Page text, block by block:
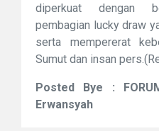
diperkuat dengan
pembagian lucky draw
serta mempererat
Sumut dan insan
Posted Bye :
Erwansyah